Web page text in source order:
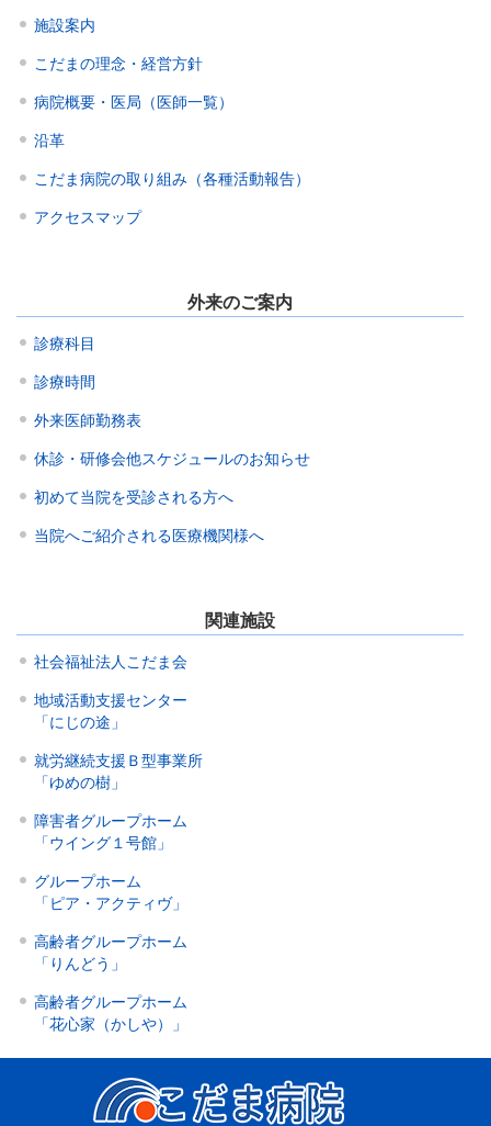
施設案内
こだまの理念・経営方針
病院概要・医局（医師一覧）
沿革
こだま病院の取り組み（各種活動報告）
アクセスマップ
外来のご案内
診療科目
診療時間
外来医師勤務表
休診・研修会他スケジュールのお知らせ
初めて当院を受診される方へ
当院へご紹介される医療機関様へ
関連施設
社会福祉法人こだま会
地域活動支援センター
「にじの途」
就労継続支援Ｂ型事業所
「ゆめの樹」
障害者グループホーム
「ウイング１号館」
グループホーム
「ピア・アクティヴ」
高齢者グループホーム
「りんどう」
高齢者グループホーム
「花心家（かしや）」